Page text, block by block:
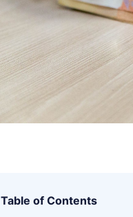
Table of Contents